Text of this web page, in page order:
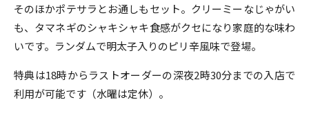
そのほかポテサラとお通しもセット。クリーミーなじゃがい
も、タマネギのシャキシャキ食感がクセになり家庭的な味わ
いです。ランダムで明太子入りのピリ辛風味で登場。
特典は18時からラストオーダーの深夜2時30分までの入店で
利用が可能です（水曜は定休）。